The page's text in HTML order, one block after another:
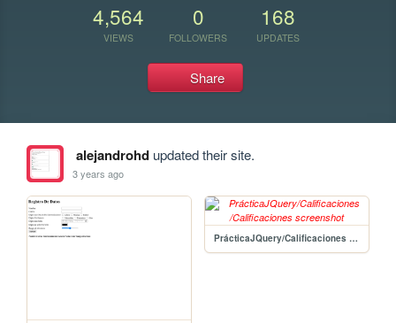
4,564
VIEWS
0
FOLLOWERS
168
UPDATES
Share
alejandrohdupdated their site.
3 years ago
PrácticaJQuery/Calificaciones /Calificaciones